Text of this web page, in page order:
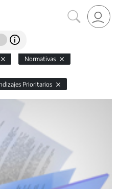
Normativas
Prioritarios